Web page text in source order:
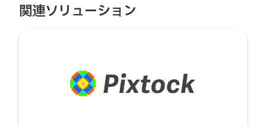
関連ソリューション